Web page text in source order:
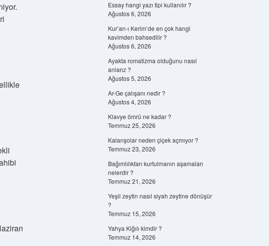
Essay hangi yazı tipi kullanılır ?
Ağustos 6, 2026
Kur’an-ı Kerim’de en çok hangi
kavimden bahsedilir ?
Ağustos 6, 2026
Ayakta romatizma olduğunu nasıl
anlarız ?
Ağustos 5, 2026
Ar-Ge çalışanı nedir ?
Ağustos 4, 2026
Klavye ömrü ne kadar ?
Temmuz 25, 2026
Kalanşolar neden çiçek açmıyor ?
Temmuz 23, 2026
Bağımlılıktan kurtulmanın aşamaları
nelerdir ?
Temmuz 21, 2026
Yeşil zeytin nasıl siyah zeytine dönüşür
?
Temmuz 15, 2026
Yahya Kiğılı kimdir ?
Temmuz 14, 2026